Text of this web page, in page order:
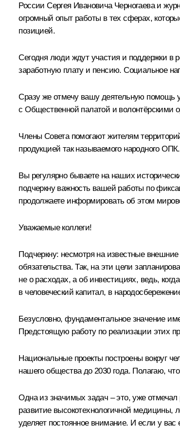
России Сергея Ивановича Черногаева и
огромный опыт работы в тех сферах,
позицией.
Сегодня люди ждут участия и поддержки в
заработную плату и пенсию. Социальное
Сразу же отмечу вашу деятельную помощь
с Общественной палатой и волонтёрскими
Члены Совета помогают жителям
продукцией так называемого народного
Вы регулярно бываете на наших
подчеркну важность вашей работы по
продолжаете информировать об этом
Уважаемые коллеги!
Подчеркну: несмотря на известные
обязательства. Так, на эти цели
не о расходах, а об инвестициях, ведь,
в человеческий капитал, в
Безусловно, фундаментальное значение
Предстоящую работу по реализации этих
Национальные проекты построены вокруг
нашего общества до 2030 года. Полагаю,
Одна из значимых задач – это, уже отмечал
развитие высокотехнологичной медицины,
уделяет постоянное внимание. И если у